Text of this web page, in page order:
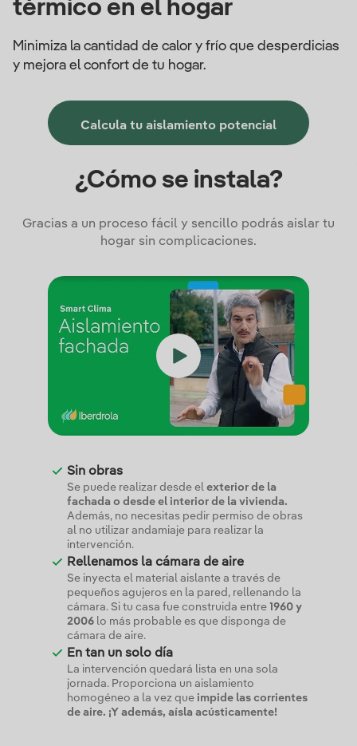
térmico en el hogar
Minimiza la cantidad de calor y frío que desperdicias
y mejora el confort de tu hogar.
Calcula tu aislamiento potencial
¿Cómo se instala?
Gracias a un proceso fácil y sencillo podrás aislar tu
hogar sin complicaciones.
Sin obras
Se puede realizar desde el exterior de la
fachada o desde el interior de la vivienda.
Además, no necesitas pedir permiso de obras
al no utilizar andamiaje para realizar la
intervención.
Rellenamos la cámara de aire
Se inyecta el material aislante a través de
pequeños agujeros en la pared, rellenando la
cámara. Si tu casa fue construida entre 1960 y
2006 lo más probable es que disponga de
cámara de aire.
En tan un solo día
La intervención quedará lista en una sola
jornada. Proporciona un aislamiento
homogéneo a la vez que impide las corrientes
de aire. ¡Y además, aísla acústicamente!